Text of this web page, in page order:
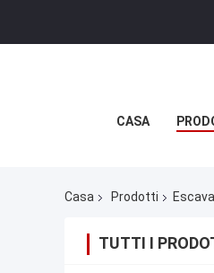
CASA
Casa Prodotti
TUTTI I